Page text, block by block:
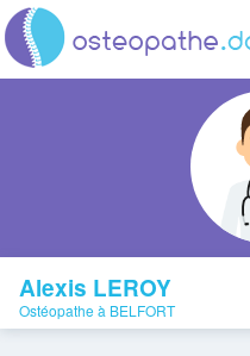
Alexis LEROY
Ostéopathe à BELFORT